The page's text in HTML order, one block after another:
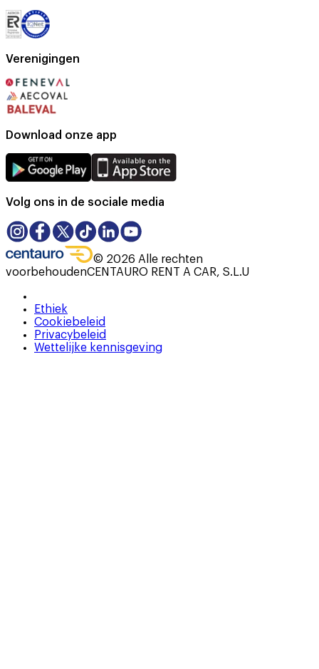
Verenigingen
Download onze app
Volg ons in de sociale media
© 2026 Alle rechten
voorbehoudenCENTAURO RENT A CAR, S.L.U
Ethiek
Cookiebeleid
Privacybeleid
Wettelijke kennisgeving